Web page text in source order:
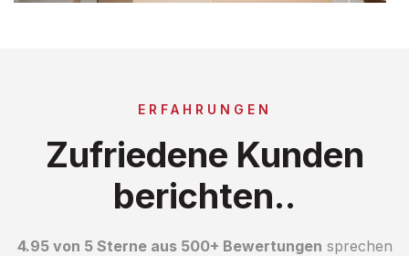
ERFAHRUNGEN
Zufriedene Kunden
berichten..
4.95 von 5 Sterne aus 500+ Bewertungen sprechen